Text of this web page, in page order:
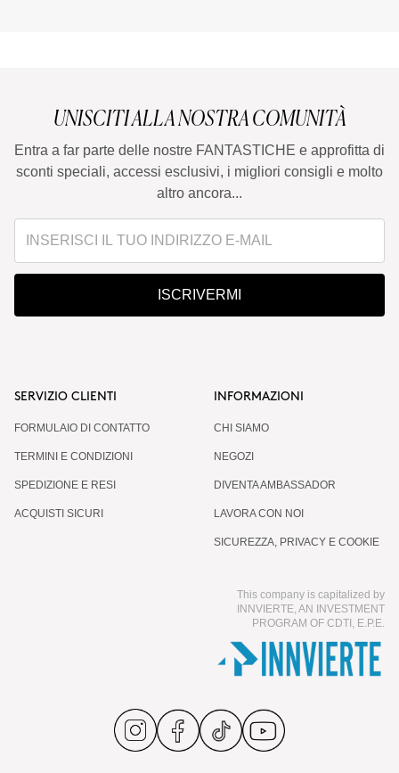
UNISCITI ALLA NOSTRA COMUNITÀ
Entra a far parte delle nostre FANTASTICHE e approfitta di
sconti speciali, accessi esclusivi, i migliori consigli e molto
altro ancora...
ISCRIVERMI
SERVIZIO CLIENTI
FORMULAIO DI CONTATTO
TERMINI E CONDIZIONI
SPEDIZIONE E RESI
ACQUISTI SICURI
INFORMAZIONI
CHI SIAMO
NEGOZI
DIVENTA AMBASSADOR
LAVORA CON NOI
SICUREZZA, PRIVACY E COOKIE
This company is capitalized by
INNVIERTE, AN INVESTMENT
PROGRAM OF CDTI, E.P.E.